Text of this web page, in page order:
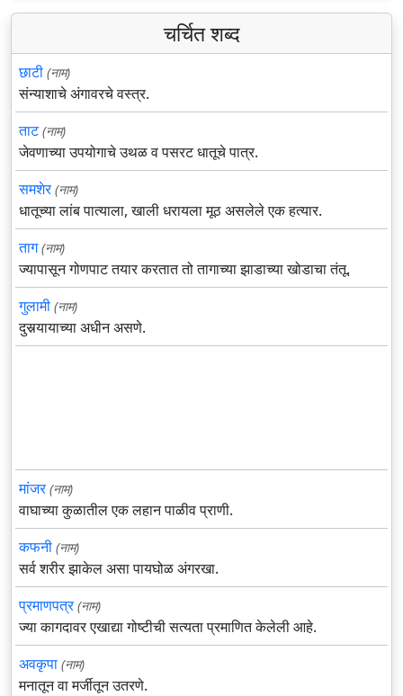
चर्चित शब्द
छाटी (नाम)
संन्याशाचे अंगावरचे वस्त्र.
ताट (नाम)
जेवणाच्या उपयोगाचे उथळ व पसरट धातूचे पात्र.
समशेर (नाम)
धातूच्या लांब पात्याला, खाली धरायला मूठ असलेले एक हत्यार.
ताग (नाम)
ज्यापासून गोणपाट तयार करतात तो तागाच्या झाडाच्या खोडाचा तंतू.
गुलामी (नाम)
दुसर्‍यायाच्या अधीन असणे.
मांजर (नाम)
वाघाच्या कुळातील एक लहान पाळीव प्राणी.
कफनी (नाम)
सर्व शरीर झाकेल असा पायघोळ अंगरखा.
प्रमाणपत्र (नाम)
ज्या कागदावर एखाद्या गोष्टीची सत्यता प्रमाणित केलेली आहे.
अवकृपा (नाम)
मनातून वा मर्जीतून उतरणे.